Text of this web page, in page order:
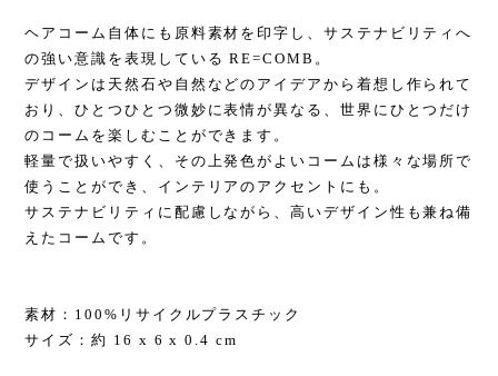
ヘアコーム自体にも原料素材を印字し、サステナビリティへ
の強い意識を表現している RE=COMB。
デザインは天然石や自然などのアイデアから着想し作られて
おり、ひとつひとつ微妙に表情が異なる、世界にひとつだけ
のコームを楽しむことができます。
軽量で扱いやすく、その上発色がよいコームは様々な場所で
使うことができ、インテリアのアクセントにも。
サステナビリティに配慮しながら、高いデザイン性も兼ね備
えたコームです。
素材：100%リサイクルプラスチック
サイズ：約 16 x 6 x 0.4 cm